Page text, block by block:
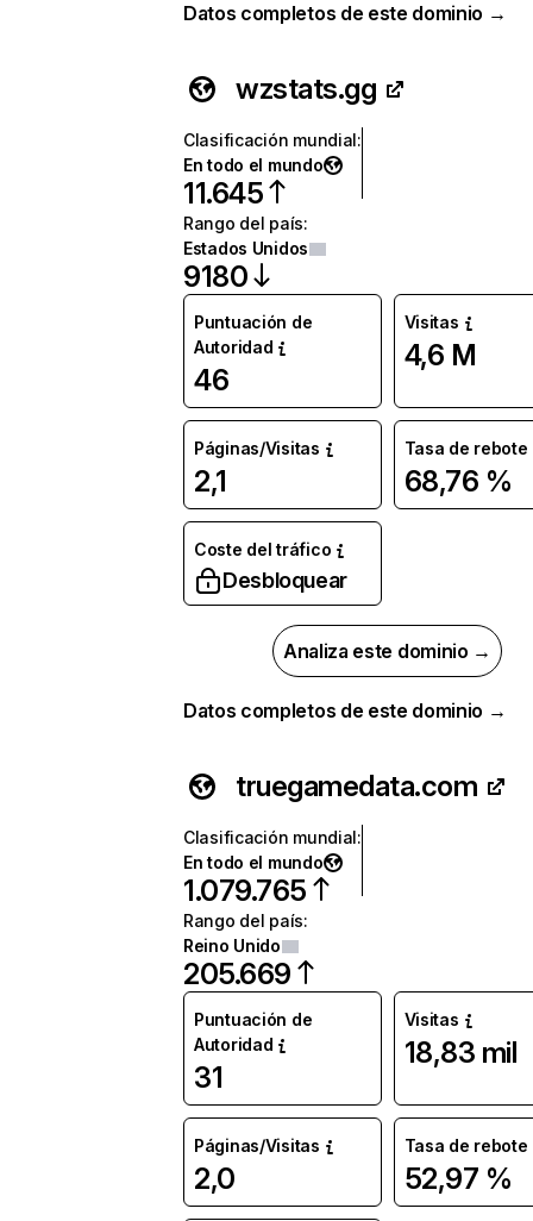
Datos completos de este dominio →
wzstats.gg
Clasificación mundial:
En todo el mundo
11.645
Rango del país:
Estados Unidos
9180
Puntuación de
Autoridad
46
Visitas
4,6 M
Páginas/Visitas
2,1
Tasa de rebote
68,76 %
Coste del tráfico
Desbloquear
Analiza este dominio →
Datos completos de este dominio →
truegamedata.com
Clasificación mundial:
En todo el mundo
1.079.765
Rango del país:
Reino Unido
205.669
Puntuación de
Autoridad
31
Visitas
18,83 mil
Páginas/Visitas
2,0
Tasa de rebote
52,97 %